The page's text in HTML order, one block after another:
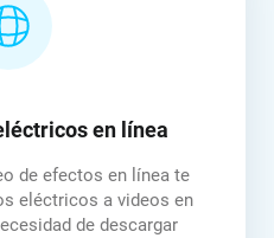
en línea
de efectos en línea te
eléctricos a videos en
de descargar